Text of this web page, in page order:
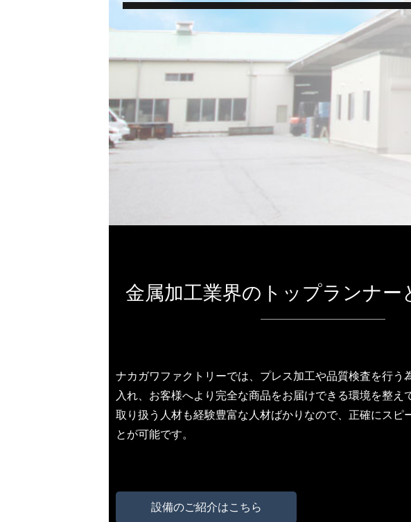
金属加工業界のトップランナー
ナカガワファクトリーでは、プレス加工や品質検査を行う
入れ、お客様へより完全な商品をお届けできる環境を整え
取り扱う人材も経験豊富な人材ばかりなので、正確にスピ
とが可能です。
設備のご紹介はこちら